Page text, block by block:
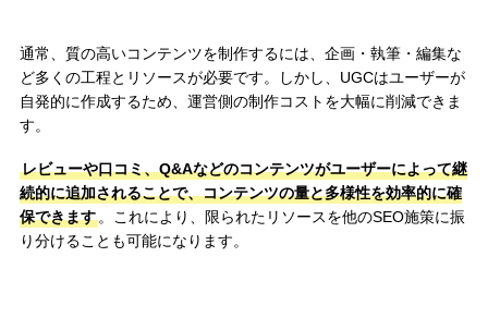
通常、質の高いコンテンツを制作するには、企画・執筆・編集な
ど多くの工程とリソースが必要です。しかし、UGCはユーザーが
自発的に作成するため、運営側の制作コストを大幅に削減できま
す。
レビューや口コミ、Q&Aなどのコンテンツがユーザーによって継
続的に追加されることで、コンテンツの量と多様性を効率的に確
保できます。これにより、限られたリソースを他のSEO施策に振
り分けることも可能になります。